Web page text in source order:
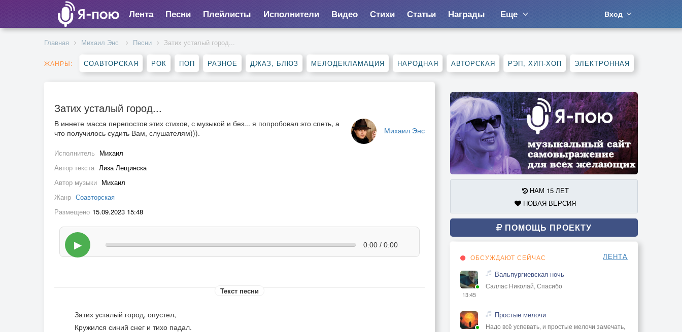
Лента Песни Плейлисты Исполнители Видео Стихи Статьи Награды Еще Вход
Главная Михаил Энс Песни Затих усталый город...
ЖАНРЫ: СОАВТОРСКАЯ РОК ПОП РАЗНОЕ ДЖАЗ, БЛЮЗ МЕЛОДЕКЛАМАЦИЯ НАРОДНАЯ АВТОРСКАЯ РЭП, ХИП-ХОП ЭЛЕКТРОННАЯ
Затих усталый город...
Михаил Энс
В иннете масса перепостов этих стихов, с музыкой и без... я попробовал это спеть, а
что получилось судить Вам, слушателям))).
Исполнитель Михаил
Автор текста Лиза Лещинска
Автор музыки Михаил
Жанр Соавторская
Размещено 15.09.2023 15:48
▶ 0:00 / 0:00
Текст песни
Затих усталый город, опустел,
Кружился синий снег и тихо падал.
НАМ 15 ЛЕТ
НОВАЯ ВЕРСИЯ
ПОМОЩЬ ПРОЕКТУ
ОБСУЖДАЮТ СЕЙЧАС ЛЕНТА
13:45
Вальпургиевская ночь
Саллас Николай, Спасибо
Простые мелочи
Надо всё успевать, и простые мелочи замечать,